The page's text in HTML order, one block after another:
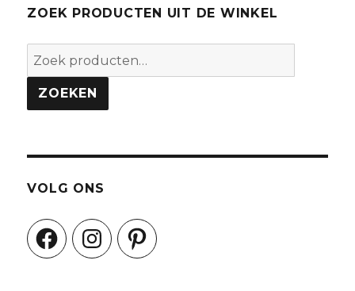
ZOEK PRODUCTEN UIT DE WINKEL
Zoeken
naar:
ZOEKEN
VOLG ONS
FacebookInstagramPinterest